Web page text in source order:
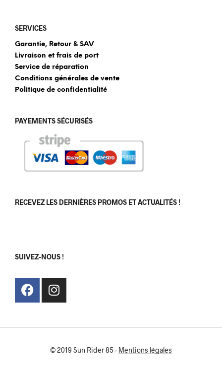
SERVICES
Garantie, Retour & SAV
Livraison et frais de port
Service de réparation
Conditions générales de vente
Politique de confidentialité
PAYEMENTS SÉCURISÉS
RECEVEZ LES DERNIÈRES PROMOS ET ACTUALITÉS !
SUIVEZ-NOUS !
© 2019 Sun Rider 85 - Mentions légales